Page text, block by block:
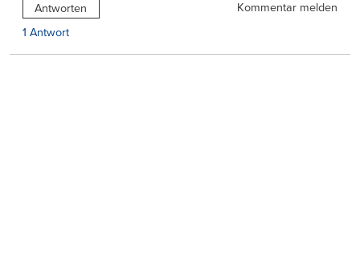
Antworten
Kommentar melden
1 Antwort